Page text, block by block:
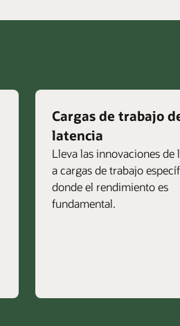
Cargas de trabajo
latencia
Lleva las innovaciones de
a cargas de trabajo
donde el rendimiento es
fundamental.